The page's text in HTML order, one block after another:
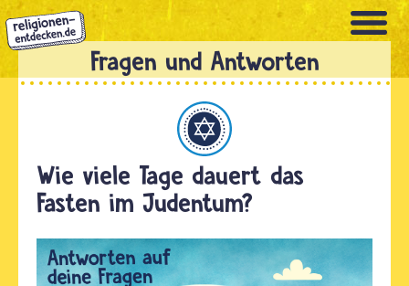
Direkt
zum
Inhalt
Wie viele Tage dauert das
Fasten im Judentum?